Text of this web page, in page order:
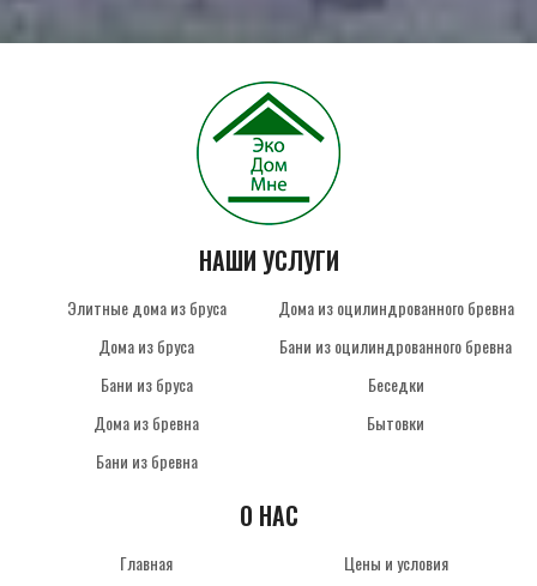
НАШИ УСЛУГИ
Элитные дома из бруса
Дома из бруса
Бани из бруса
Дома из бревна
Бани из бревна
Дома из оцилиндрованного бревна
Бани из оцилиндрованного бревна
Беседки
Бытовки
О НАС
Главная
Цены и условия